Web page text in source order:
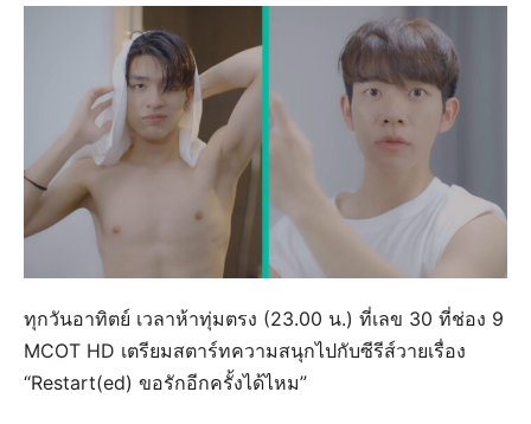
ทุกวันอาทิตย์ เวลาห้าทุ่มตรง (23.00 น.) ที่เลข 30 ที่ช่อง 9
MCOT HD เตรียมสตาร์ทความสนุกไปกับซีรีส์วายเรื่อง
“Restart(ed) ขอรักอีกครั้งได้ไหม”